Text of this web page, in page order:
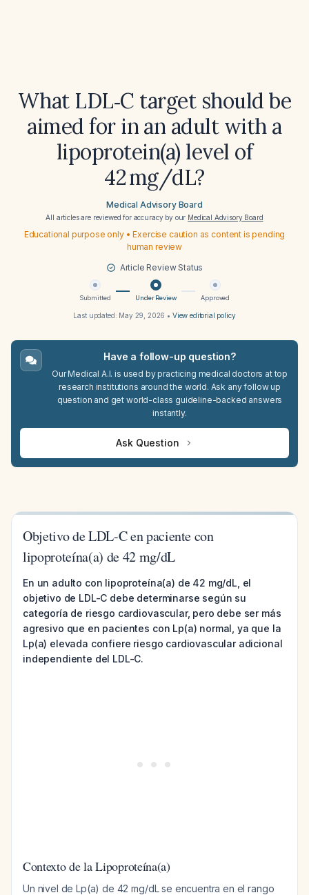
What LDL‑C target should be
aimed for in an adult with a
lipoprotein(a) level of
42 mg/dL?
Medical Advisory Board
All articles are reviewed for accuracy by our Medical Advisory Board
Educational purpose only • Exercise caution as content is pending
human review
Article Review Status
Submitted Under Review Approved
Last updated: May 29, 2026 • View editorial policy
Have a follow-up question?
Our Medical A.I. is used by practicing medical doctors at top
research institutions around the world. Ask any follow up
question and get world-class guideline-backed answers
instantly.
Ask Question
Objetivo de LDL-C en paciente con
lipoproteína(a) de 42 mg/dL
En un adulto con lipoproteína(a) de 42 mg/dL, el
objetivo de LDL-C debe determinarse según su
categoría de riesgo cardiovascular, pero debe ser más
agresivo que en pacientes con Lp(a) normal, ya que la
Lp(a) elevada confiere riesgo cardiovascular adicional
independiente del LDL-C.
Contexto de la Lipoproteína(a)
Un nivel de Lp(a) de 42 mg/dL se encuentra en el rango